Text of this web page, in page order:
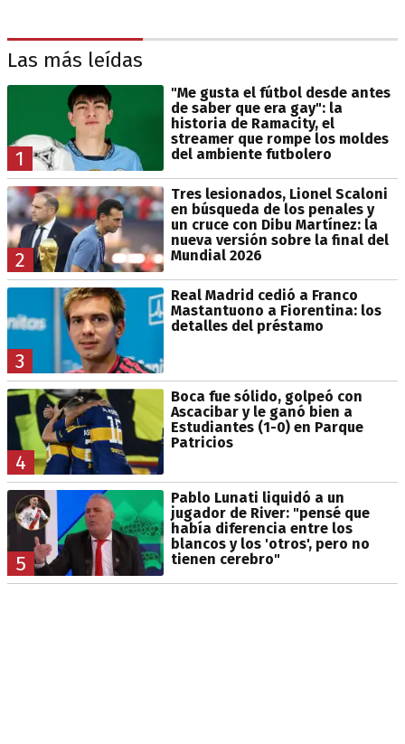
Las más leídas
1
"Me gusta el fútbol desde antes
de saber que era gay": la
historia de Ramacity, el
streamer que rompe los moldes
del ambiente futbolero
2
Tres lesionados, Lionel Scaloni
en búsqueda de los penales y
un cruce con Dibu Martínez: la
nueva versión sobre la final del
Mundial 2026
3
Real Madrid cedió a Franco
Mastantuono a Fiorentina: los
detalles del préstamo
4
Boca fue sólido, golpeó con
Ascacibar y le ganó bien a
Estudiantes (1-0) en Parque
Patricios
5
Pablo Lunati liquidó a un
jugador de River: "pensé que
había diferencia entre los
blancos y los 'otros', pero no
tienen cerebro"